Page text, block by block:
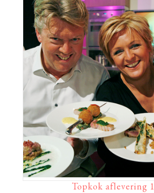
Topkok aflevering 1